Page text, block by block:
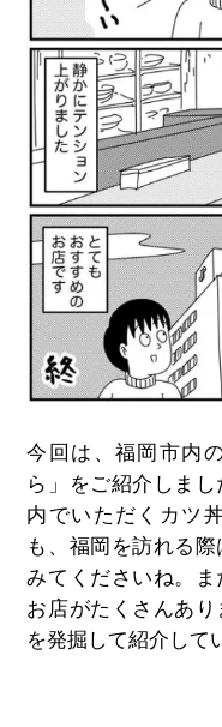
今回は、福岡市内
ら」をご紹介しま
内でいただくカツ
も、福岡を訪れる
みてくださいね。
お店がたくさんあ
を発掘して紹介して